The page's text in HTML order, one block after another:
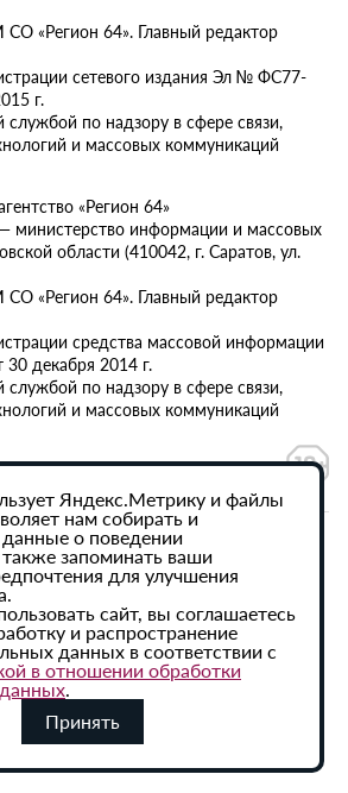
«Регион 64». Главный редактор
сетевого издания Эл № ФС77-
г.
по надзору в сфере связи,
и массовых коммуникаций
«Регион 64»
министерство информации и массовых
области (410042, г. Саратов, ул.
«Регион 64». Главный редактор
средства массовой информации
декабря 2014 г.
по надзору в сфере связи,
и массовых коммуникаций
обработки персональных данных
сайта активная
64» обязательна.
Яндекс.Метрику и файлы
нам собирать и
о поведении
запоминать ваши
для улучшения
сайт, вы соглашаетесь
и распространение
данных в соответствии с
в отношении обработки
.
Принять